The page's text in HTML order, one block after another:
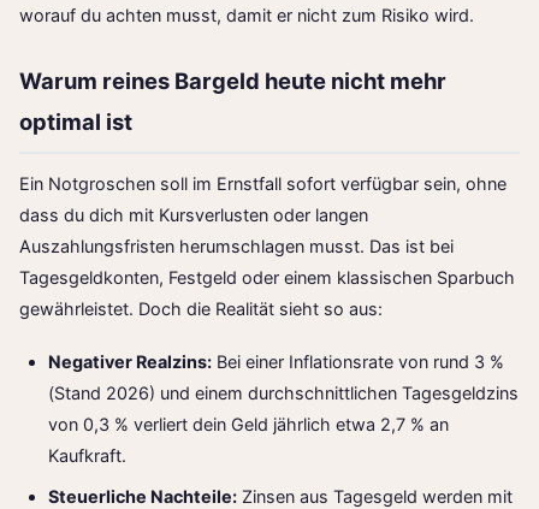
worauf du achten musst, damit er nicht zum Risiko wird.
Warum reines Bargeld heute nicht mehr
optimal ist
Ein Notgroschen soll im Ernstfall sofort verfügbar sein, ohne
dass du dich mit Kursverlusten oder langen
Auszahlungsfristen herumschlagen musst. Das ist bei
Tagesgeldkonten, Festgeld oder einem klassischen Sparbuch
gewährleistet. Doch die Realität sieht so aus:
Negativer Realzins: Bei einer Inflationsrate von rund 3 %
(Stand 2026) und einem durchschnittlichen Tagesgeldzins
von 0,3 % verliert dein Geld jährlich etwa 2,7 % an
Kaufkraft.
Steuerliche Nachteile: Zinsen aus Tagesgeld werden mit